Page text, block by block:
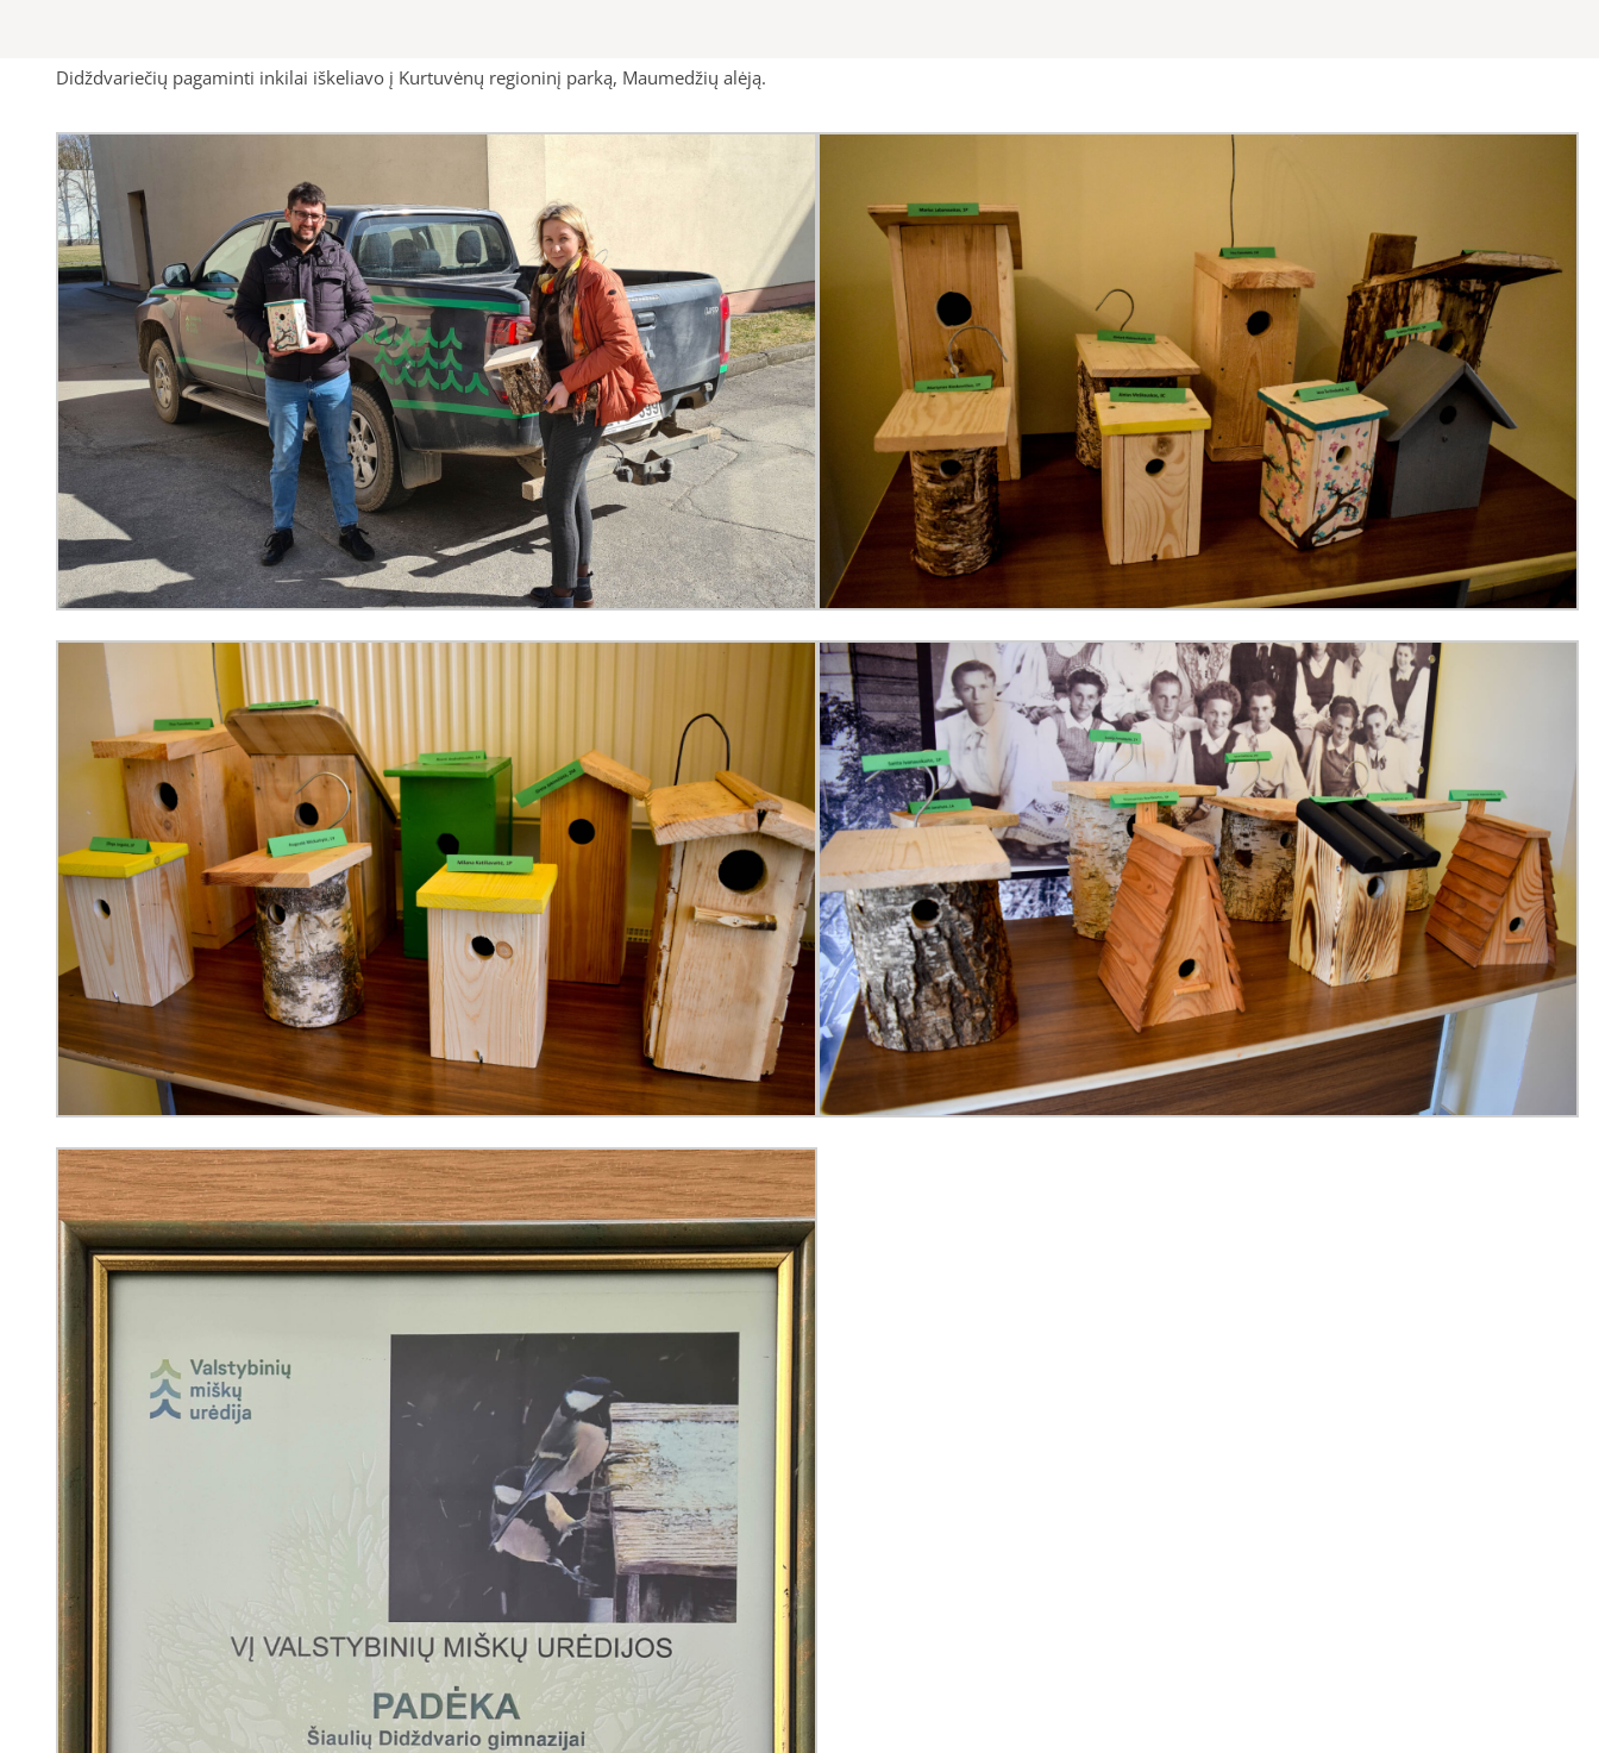
Didždvariečių pagaminti inkilai iškeliavo į Kurtuvėnų regioninį parką, Maumedžių alėją.